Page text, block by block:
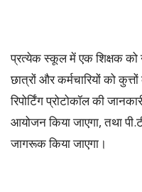
प्रत्येक स्कूल में एक शिक्षक को
छात्रों और कर्मचारियों को
रिपोर्टिंग प्रोटोकॉल की
आयोजन किया जाएगा, तथा
जागरूक किया जाएगा।